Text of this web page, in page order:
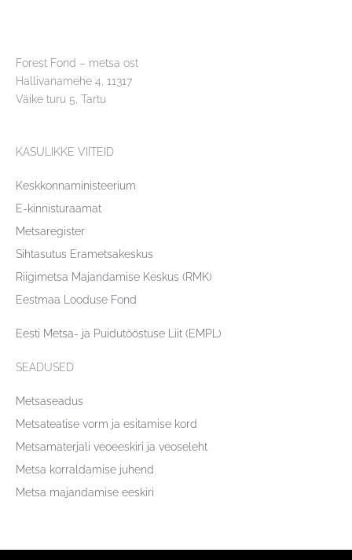
Forest Fond – metsa ost
Hallivanamehe 4, 11317
Väike turu 5, Tartu
KASULIKKE VIITEID
Keskkonnaministeerium
E-kinnisturaamat
Metsaregister
Sihtasutus Erametsakeskus
Riigimetsa Majandamise Keskus (RMK)
Eestmaa Looduse Fond
Eesti Metsa- ja Puidutööstuse Liit (EMPL)
SEADUSED
Metsaseadus
Metsateatise vorm ja esitamise kord
Metsamaterjali veoeeskiri ja veoseleht
Metsa korraldamise juhend
Metsa majandamise eeskiri